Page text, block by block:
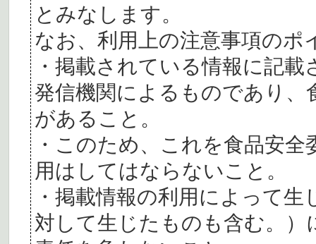
とみなします。
なお、利用上の注意事項の
・掲載されている情報に記
発信機関によるものであり、
があること。
・このため、これを食品安
用はしてはならないこと。
・掲載情報の利用によって
対して生じたものも含む。